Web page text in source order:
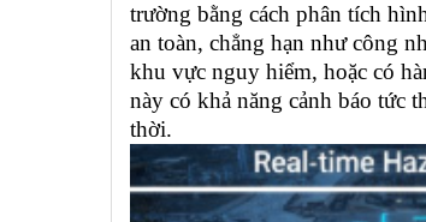
trường bằng cách phân tích
an toàn, chẳng hạn như công
khu vực nguy hiểm, hoặc có
này có khả năng cảnh báo tức
thời.